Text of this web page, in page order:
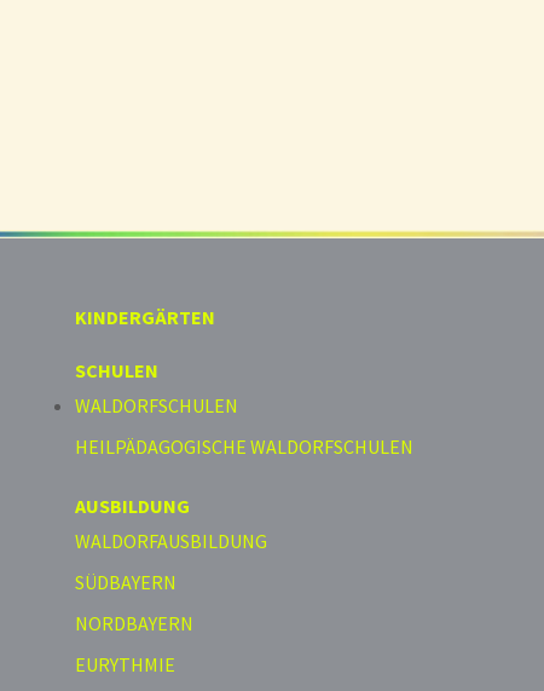
KINDERGÄRTEN
SCHULEN
WALDORFSCHULEN
HEILPÄDAGOGISCHE WALDORFSCHULEN
AUSBILDUNG
WALDORFAUSBILDUNG
SÜDBAYERN
NORDBAYERN
EURYTHMIE